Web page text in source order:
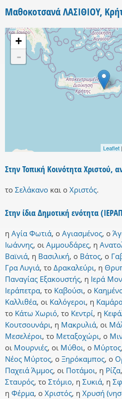
Μαθοκοτσανά ΛΑΣΙΘΙΟΥ,
+
-
Leaflet
Στην Τοπική Κοινότητα Χριστού,
το Σελάκανο και ο Χριστός.
Στην ίδια Δημοτική ενότητα
η Αγία Φωτιά, ο Αγιασμένος, ο
Ιωάννης, οι Αμμουδάρες, η
Βαϊνιά, η Βασιλική, ο Βάτος, ο
Γρα Λυγιά, το Δρακαλεύρι, η
Παναγίας Εξακουστής, η Ιερά
Ιεράπετρα, το Καβούσι, ο
Καλλιθέα, οι Καλόγεροι, η
το Κάτω Χωριό, το Κεντρί, η
Κουτσουνάρι, η Μακρυλιά, οι
Μεσελέροι, το Μεταξοχώρι, ο
οι Μουρνιές, οι Μύθοι, ο Μύρτος,
Νέος Μύρτος, ο Ξηρόκαμπος, ο
Παχειά Άμμος, οι Ποτάμοι, η Ρίζα,
Σταυρός, το Στόμιο, η Συκιά, η
η Φέρμα, ο Χριστός, η Χρυσή